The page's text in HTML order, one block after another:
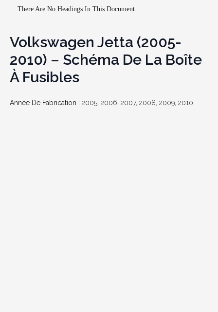
There Are No Headings In This Document.
Volkswagen Jetta (2005-
2010) – Schéma De La Boîte
À Fusibles
Année De Fabrication : 2005, 2006, 2007, 2008, 2009, 2010.